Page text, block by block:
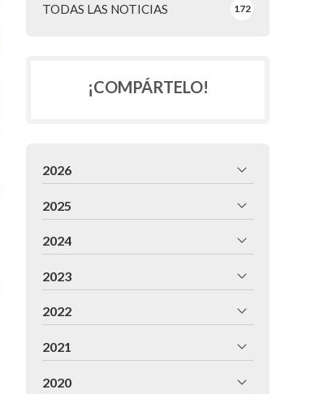
TODAS LAS NOTICIAS 172
¡COMPÁRTELO!
2026
2025
2024
2023
2022
2021
2020